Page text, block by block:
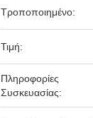
Τροποποιημένο:
Τιμή:
Πληροφορίες
Συσκευασίας: